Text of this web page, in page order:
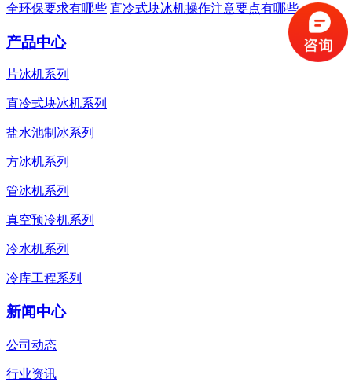
全环保要求有哪些 直冷式块冰机操作注意要点有哪些
产品中心
片冰机系列
直冷式块冰机系列
盐水池制冰系列
方冰机系列
管冰机系列
真空预冷机系列
冷水机系列
冷库工程系列
新闻中心
公司动态
行业资讯